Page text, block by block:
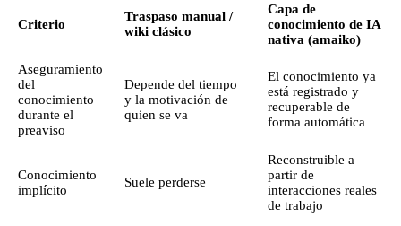
Criterio
Traspaso manual /
wiki clásico
Capa de
conocimiento de IA
nativa (amaiko)
Aseguramiento
del
conocimiento
durante el
preaviso
Depende del tiempo
y la motivación de
quien se va
El conocimiento ya
está registrado y
recuperable de
forma automática
Conocimiento
implícito
Suele perderse
Reconstruible a
partir de
interacciones reales
de trabajo